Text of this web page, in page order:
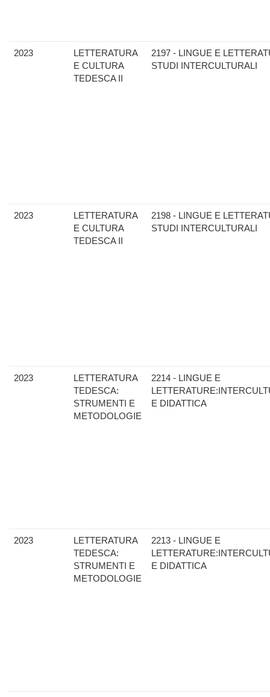
2023
LETTERATURA
E CULTURA
TEDESCA II
2197 - LINGUE E
STUDI INTERCULTURALI
2023
LETTERATURA
E CULTURA
TEDESCA II
2198 - LINGUE E
STUDI INTERCULTURALI
2023
LETTERATURA
TEDESCA:
STRUMENTI E
METODOLOGIE
2214 - LINGUE E
E DIDATTICA
2023
LETTERATURA
TEDESCA:
STRUMENTI E
METODOLOGIE
2213 - LINGUE E
E DIDATTICA